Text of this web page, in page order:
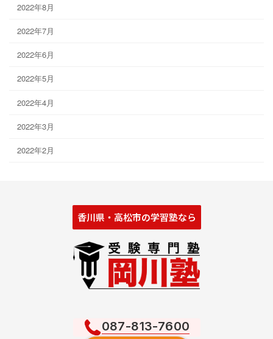
2022年8月
2022年7月
2022年6月
2022年5月
2022年4月
2022年3月
2022年2月
香川県・高松市の学習塾なら
087-813-7600